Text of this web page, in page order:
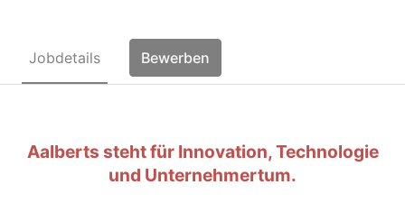
Jobdetails Bewerben
Aalberts steht für Innovation, Technologie
und Unternehmertum.